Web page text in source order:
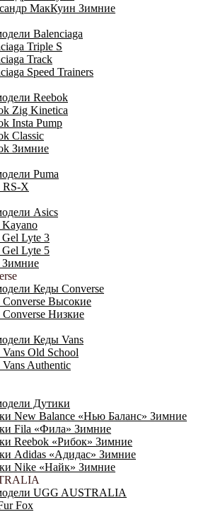
МакКуин Зимние
Balenciaga
Triple S
Track
Speed Trainers
Reebok
Zig Kinetica
Insta Pump
Classic
Зимние
Puma
RS-X
Asics
Kayano
Gel Lyte 3
Gel Lyte 5
Зимние
Кеды Converse
Высокие
Низкие
Кеды Vans
Old School
Authentic
Дутики
New Balance «Нью Баланс» Зимние
Fila «Фила» Зимние
Reebok «Рибок» Зимние
Adidas «Адидас» Зимние
Nike «Найк» Зимние
UGG AUSTRALIA
Fox